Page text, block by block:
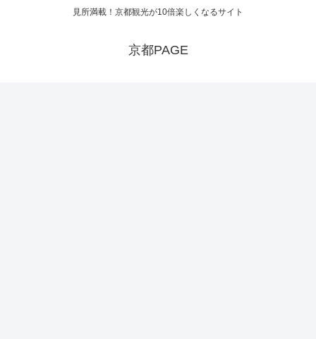
見所満載！京都観光が10倍楽しくなるサイト
京都PAGE